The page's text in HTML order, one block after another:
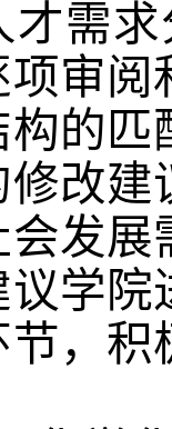
才需
审
的
改
发
学
，